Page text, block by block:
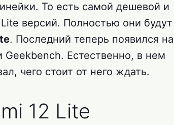
То есть самой дешевой и
версий. Полностью они будут
. Последний теперь появился на
Geekbench. Естественно, в нем
чего стоит от него ждать.
12 Lite